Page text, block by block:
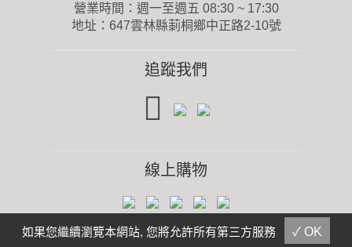
營業時間：週一至週五 08:30 ~ 17:30
地址：647雲林縣莿桐鄉中正路2-10號
追蹤我們
線上購物
如果您繼續瀏覽本網站, 您將允許所有第三方服務 ✓ OK